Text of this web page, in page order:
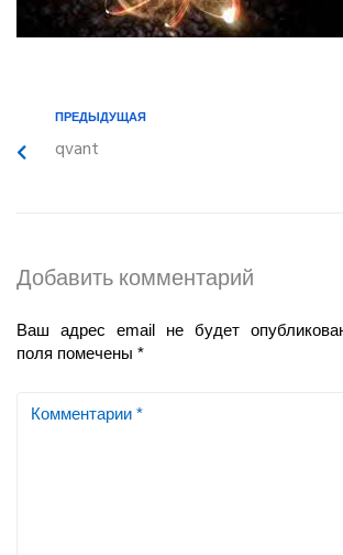
ПРЕДЫДУЩАЯ
qvant
Добавить комментарий
Ваш адрес email не будет
поля помечены *